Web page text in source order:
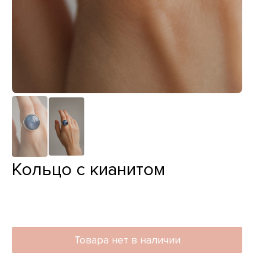
Кольцо с кианитом
Товара нет в наличии